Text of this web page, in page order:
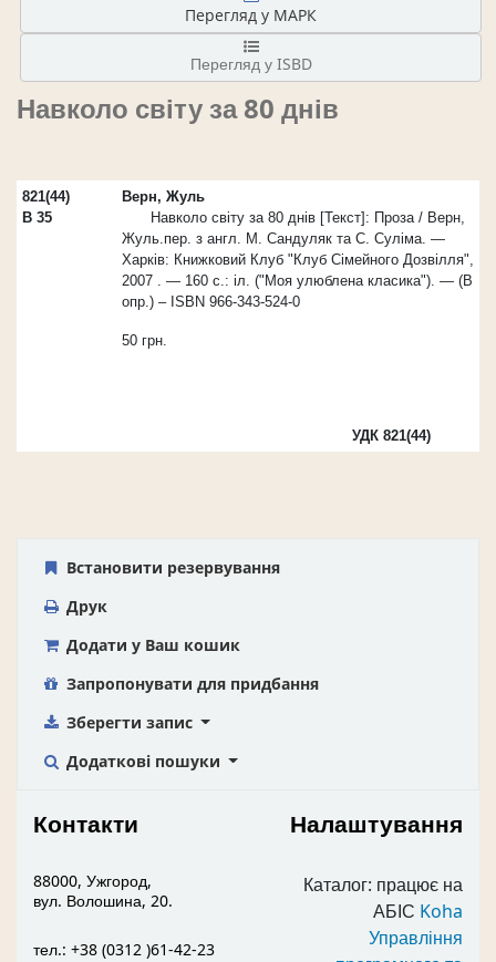
Перегляд у МАРК
Перегляд у ISBD
Навколо світу за 80 днів
821(44)
В 35
Верн, Жуль
Навколо світу за 80 днів [Текст]: Проза / Верн,
Жуль.пер. з англ. М. Сандуляк та С. Суліма. —
Харків: Книжковий Клуб "Клуб Сімейного Дозвілля",
2007 . — 160 с.: іл. ("Моя улюблена класика"). — (В
опр.) – ISBN 966-343-524-0
50 грн.
УДК 821(44)
Встановити резервування
Друк
Додати у Ваш кошик
Запропонувати для придбання
Зберегти запис
Додаткові пошуки
Контакти
88000, Ужгород,
вул. Волошина, 20.
тел.: +38 (0312 )61-42-23
Налаштування
Каталог: працює на
АБІС Koha
Управління